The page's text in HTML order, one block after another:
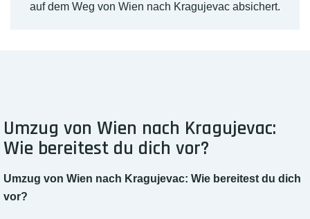
auf dem Weg von Wien nach Kragujevac absichert.
Umzug von Wien nach Kragujevac:
Wie bereitest du dich vor?
Umzug von Wien nach Kragujevac: Wie bereitest du dich
vor?